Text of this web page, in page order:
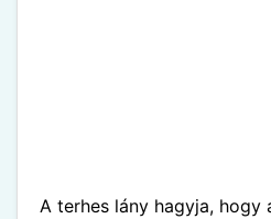
A terhes lány hagyja, hogy